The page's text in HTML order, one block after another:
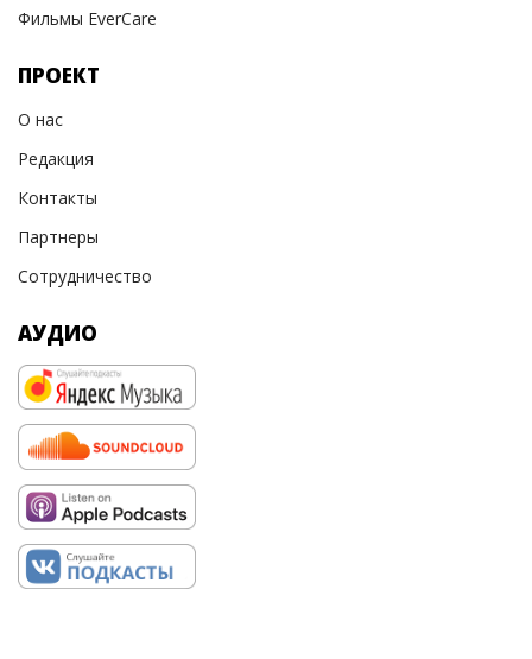
Фильмы EverCare
ПРОЕКТ
О нас
Редакция
Контакты
Партнеры
Сотрудничество
АУДИО